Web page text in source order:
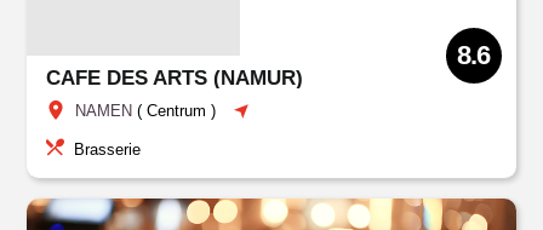
CAFE DES ARTS (NAMUR)
NAMEN (Centrum )
8.6
Brasserie